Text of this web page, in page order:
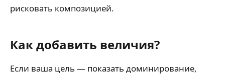
рисковать композицией.
Как добавить величия?
Если ваша цель — показать доминирование,